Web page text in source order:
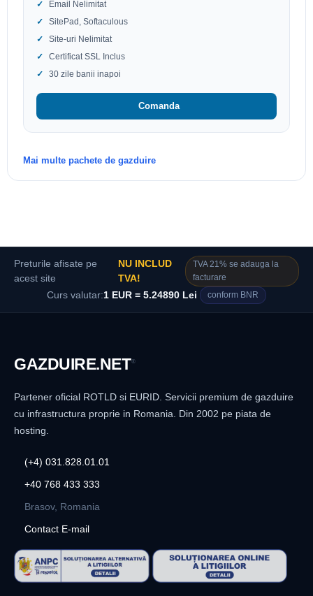
Email Nelimitat
SitePad, Softaculous
Site-uri Nelimitat
Certificat SSL Inclus
30 zile banii inapoi
Comanda
Mai multe pachete de gazduire
Preturile afisate pe
acest site
NU INCLUD
TVA!
TVA 21% se adauga la
facturare
Curs valutar:1 EUR = 5.24890 Lei conform BNR
GAZDUIRE.NET®
Partener oficial ROTLD si EURID. Servicii premium de gazduire
cu infrastructura proprie in Romania. Din 2002 pe piata de
hosting.
(+4) 031.828.01.01
+40 768 433 333
Brasov, Romania
Contact E-mail